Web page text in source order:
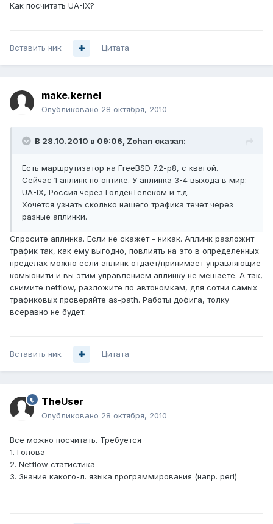
Как посчитать UA-IX?
Вставить ник Цитата
make.kernel
Опубликовано 28 октября, 2010
В 28.10.2010 в 09:06, Zohan сказал:
Есть маршрутизатор на FreeBSD 7.2-p8, с квагой.
Сейчас 1 аплинк по оптике. У аплинка 3-4 выхода в мир:
UA-IX, Россия через ГолденТелеком и т.д.
Хочется узнать сколько нашего трафика течет через
разные аплинки.
Спросите аплинка. Если не скажет - никак. Аплинк разложит
трафик так, как ему выгодно, повлиять на это в определенных
пределах можно если аплинк отдает/принимает управляющие
комьюнити и вы этим управлением аплинку не мешаете. А так,
снимите netflow, разложите по автономкам, для сотни самых
трафиковых проверяйте as-path. Работы дофига, толку
всеравно не будет.
Вставить ник Цитата
TheUser
Опубликовано 28 октября, 2010
Все можно посчитать. Требуется
1. Голова
2. Netflow статистика
3. Знание какого-л. языка программирования (напр. perl)